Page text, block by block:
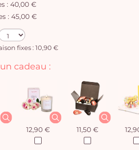
: 40,00 €
: 45,00 €
fixes : 10,90 €
cadeau :
12,90 € 11,50 €